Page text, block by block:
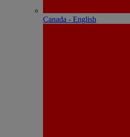
Canada - English